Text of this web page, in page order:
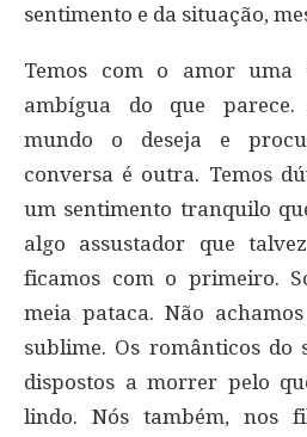
sentimento e da situação,
Temos com o amor uma
ambígua do que parece.
mundo o deseja e
conversa é outra. Temos
um sentimento tranquilo
algo assustador que
ficamos com o primeiro.
meia pataca. Não
sublime. Os românticos do
dispostos a morrer pelo
lindo. Nós também, nos